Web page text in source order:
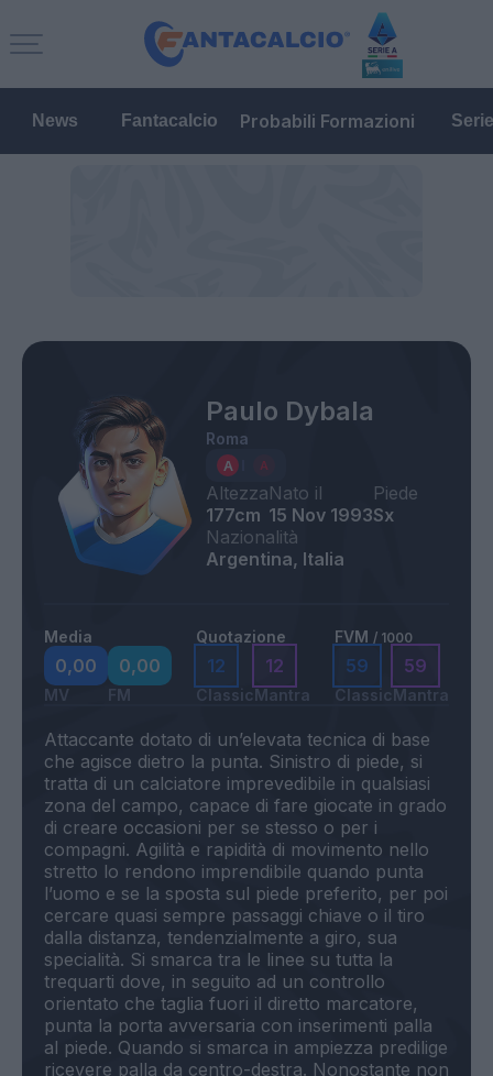
News Fantacalcio Probabili Formazioni
Paulo Dybala
Roma
Altezza
177cm
Nato il
15 Nov 1993
Piede
Sx
Nazionalità
Argentina, Italia
Media
0,00
MV
0,00
FM
Quotazione
12
Classic
12
Mantra
FVM / 1000
59
Classic
59
Mantra
Attaccante dotato di un’elevata tecnica di base
che agisce dietro la punta. Sinistro di piede, si
tratta di un calciatore imprevedibile in qualsiasi
zona del campo, capace di fare giocate in grado
di creare occasioni per se stesso o per i
compagni. Agilità e rapidità di movimento nello
stretto lo rendono imprendibile quando punta
l’uomo e se la sposta sul piede preferito, per poi
cercare quasi sempre passaggi chiave o il tiro
dalla distanza, tendenzialmente a giro, sua
specialità. Si smarca tra le linee su tutta la
trequarti dove, in seguito ad un controllo
orientato che taglia fuori il diretto marcatore,
punta la porta avversaria con inserimenti palla
al piede. Quando si smarca in ampiezza predilige
ricevere palla da centro-destra. Nonostante non